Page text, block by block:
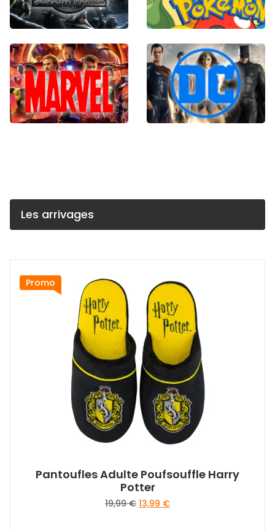
Les arrivages
Promo
Pantoufles Adulte Poufsouffle Harry
Potter
19,99€ Le
13,99 €Le